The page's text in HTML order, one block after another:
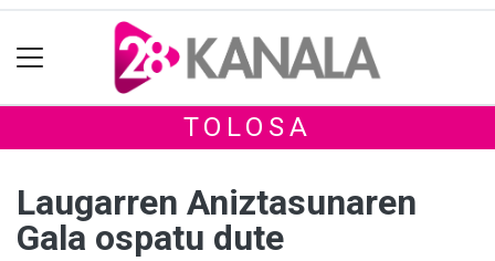
TOLOSA
Laugarren Aniztasunaren
Gala ospatu dute